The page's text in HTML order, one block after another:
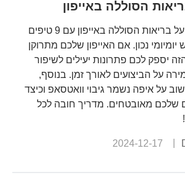
הסוללה באייפון
גלו איך לשמור על בריאות הסוללה באייפון עם 9 טיפים
נכון. אם האייפון שלכם מתרוקן
יספק לכם פתרונות יעילים לשיפור
על הביצועים לאורך זמן. בנוסף,
על איפה נשמר גיבוי וואטסאפ וכיצד
שלכם מאובטחים. מדריך חובה לכל
2024-12-17